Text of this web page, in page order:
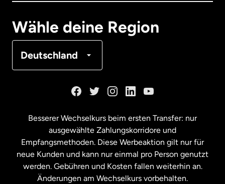
Wähle deine Region
Deutschland
Malaysia
Neuseeland
Besserer Wechselkurs beim ersten Transfer: nur
ausgewählte Zahlungskorridore und
Empfangsmethoden. Diese Werbeaktion gilt nur für
neue Kunden und kann nur einmal pro Person genutzt
werden. Gebühren und Kosten fallen weiterhin an.
Änderungen am Wechselkurs vorbehalten.